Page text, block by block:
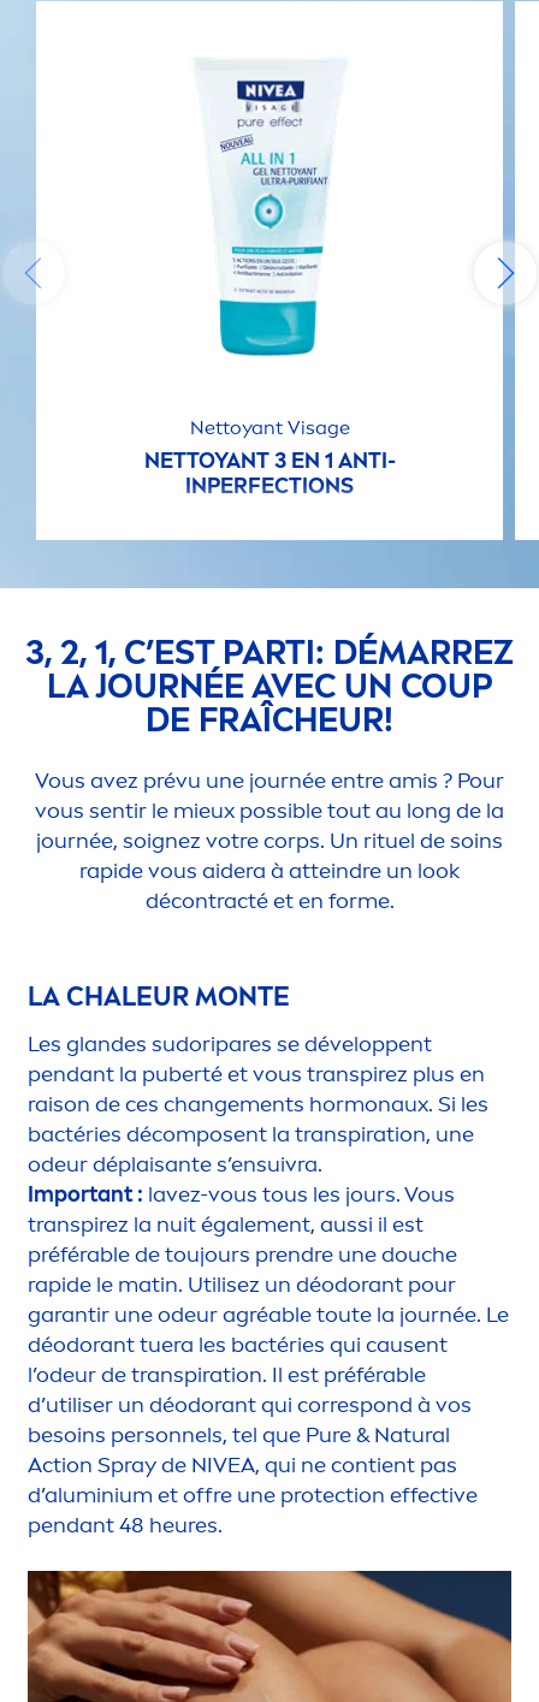
Nettoyant Visage
NETTOYANT 3 EN 1 ANTI-
INPERFECTIONS
3, 2, 1, C’EST PARTI: DÉMARREZ
LA JOURNÉE AVEC UN COUP
DE FRAÎCHEUR!
Vous avez prévu une journée entre amis ? Pour
vous sentir le mieux possible tout au long de la
journée, soignez votre corps. Un rituel de soins
rapide vous aidera à atteindre un look
décontracté et en forme.
LA CHALEUR MONTE
Les glandes sudoripares se développent
pendant la puberté et vous transpirez plus en
raison de ces changements hormonaux. Si les
bactéries décomposent la transpiration, une
odeur déplaisante s’ensuivra.
Important : lavez-vous tous les jours. Vous
transpirez la nuit également, aussi il est
préférable de toujours prendre une douche
rapide le matin. Utilisez un déodorant pour
garantir une odeur agréable toute la journée. Le
déodorant tuera les bactéries qui causent
l’odeur de transpiration. Il est préférable
d’utiliser un déodorant qui correspond à vos
besoins personnels, tel que Pure&Natural
Action Spray de NIVEA, qui ne contient pas
d’aluminium et offre une protection effective
pendant 48 heures.